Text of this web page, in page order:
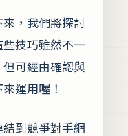
，我們將探討
技巧雖然不一
可經由確認與
運用喔！
到競爭對手網